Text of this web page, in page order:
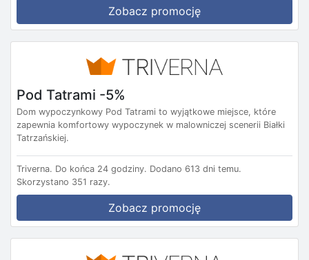
Zobacz promocję
Pod Tatrami -5%
Dom wypoczynkowy Pod Tatrami to wyjątkowe miejsce, które
zapewnia komfortowy wypoczynek w malowniczej scenerii Białki
Tatrzańskiej.
Triverna. Do końca 24 godziny. Dodano 613 dni temu.
Skorzystano 351 razy.
Zobacz promocję